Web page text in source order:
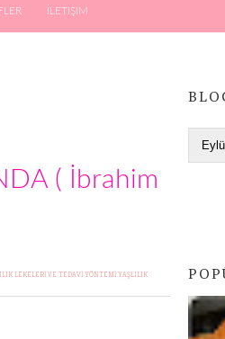
İLETIŞIM
( İbrahim
LEKELERİ VE TEDAVİ YÖNTEMİ YAŞLILIK